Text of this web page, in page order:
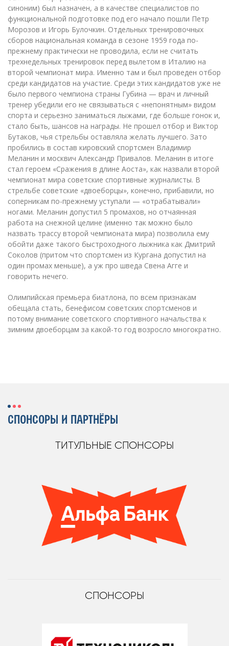
синоним) был назначен, а в качестве специалистов по
функциональной подготовке под его начало пошли Петр
Морозов и Игорь Булочкин. Отдельных тренировочных
сборов национальная команда в сезоне 1959 года по-
прежнему практически не проводила, если не считать
трехнедельных тренировок перед вылетом в Италию на
второй чемпионат мира. Именно там и был проведен отбор
среди кандидатов на участие. Среди этих кандидатов уже не
было первого чемпиона страны Губина — врач и личный
тренер убедили его не связываться с «непонятным» видом
спорта и серьезно заниматься лыжами, где больше гонок и,
стало быть, шансов на награды. Не прошел отбор и Виктор
Бутаков, чья стрельбы оставляла желать лучшего. Зато
пробились в состав кировский спортсмен Владимир
Меланин и москвич Александр Привалов. Меланин в итоге
стал героем «Сражения в длине Аоста», как назвали второй
чемпионат мира советские спортивные журналисты. В
стрельбе советские «двоеборцы», конечно, прибавили, но
соперникам по-прежнему уступали — «отрабатывали»
ногами. Меланин допустил 5 промахов, но отчаянная
работа на снежной целине (именно так можно было
назвать трассу второй чемпионата мира) позволила ему
обойти даже такого быстроходного лыжника как Дмитрий
Соколов (притом что спортсмен из Кургана допустил на
один промах меньше), а уж про шведа Свена Агге и
говорить нечего.
Олимпийская премьера биатлона, по всем признакам
обещала стать, бенефисом советских спортсменов и
потому внимание советского спортивного начальства к
зимним двоеборцам за какой-то год возросло многократно.
СПОНСОРЫ И ПАРТНЁРЫ
ТИТУЛЬНЫЕ СПОНСОРЫ
СПОНСОРЫ